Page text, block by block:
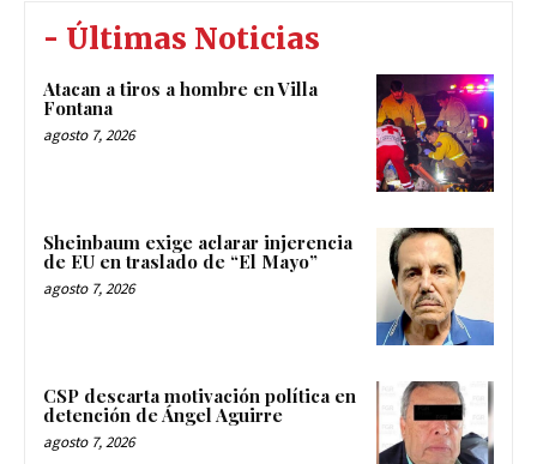
- Últimas Noticias
Atacan a tiros a hombre en Villa
Fontana
agosto 7, 2026
Sheinbaum exige aclarar injerencia
de EU en traslado de “El Mayo”
agosto 7, 2026
CSP descarta motivación política en
detención de Ángel Aguirre
agosto 7, 2026